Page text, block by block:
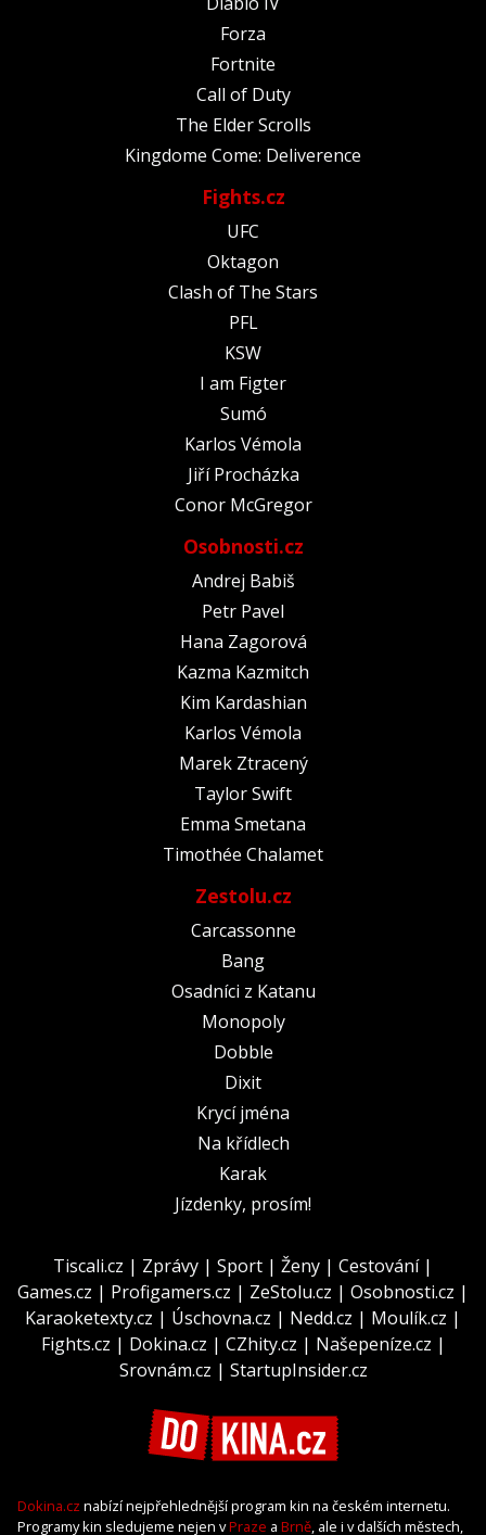
Forza
Fortnite
Call of Duty
The Elder Scrolls
Kingdome Come: Deliverence
Fights.cz
UFC
Oktagon
Clash of The Stars
PFL
KSW
I am Figter
Sumó
Karlos Vémola
Jiří Procházka
Conor McGregor
Osobnosti.cz
Andrej Babiš
Petr Pavel
Hana Zagorová
Kazma Kazmitch
Kim Kardashian
Karlos Vémola
Marek Ztracený
Taylor Swift
Emma Smetana
Timothée Chalamet
Zestolu.cz
Carcassonne
Bang
Osadníci z Katanu
Monopoly
Dobble
Dixit
Krycí jména
Na křídlech
Karak
Jízdenky, prosím!
Tiscali.cz | Zprávy | Sport | Ženy | Cestování|
Games.cz | Profigamers.cz | ZeStolu.cz | Osobnosti.cz |
Karaoketexty.cz | Úschovna.cz | Nedd.cz | Moulík.cz |
Fights.cz | Dokina.cz | CZhity.cz | Našepeníze.cz |
Srovnám.cz | StartupInsider.cz
Dokina.cz nabízí nejpřehlednější program kin na českém internetu.
Programy kin sledujeme nejen vPraze a Brně, ale i v dalších městech,